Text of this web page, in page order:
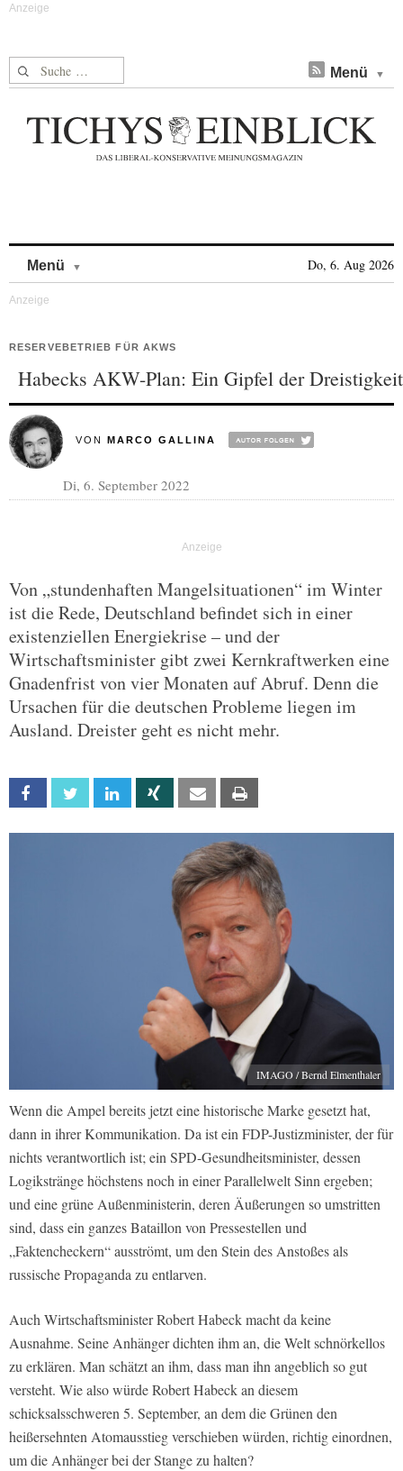
Suche nach: Menü
Menü Do, 6. Aug 2026
RESERVEBETRIEB FÜR AKWS
Habecks AKW-Plan: Ein Gipfel der Dreistigkeit
VON MARCO GALLINA
Di, 6. September 2022
Von „stundenhaften Mangelsituationen“ im Winter
ist die Rede, Deutschland befindet sich in einer
existenziellen Energiekrise – und der
Wirtschaftsminister gibt zwei Kernkraftwerken eine
Gnadenfrist von vier Monaten auf Abruf. Denn die
Ursachen für die deutschen Probleme liegen im
Ausland. Dreister geht es nicht mehr.
Facebook Twitter Linkedin Xing Email
IMAGO / Bernd Elmenthaler
Wenn die Ampel bereits jetzt eine historische Marke gesetzt hat,
dann in ihrer Kommunikation. Da ist ein FDP-Justizminister, der für
nichts verantwortlich ist; ein SPD-Gesundheitsminister, dessen
Logikstränge höchstens noch in einer Parallelwelt Sinn ergeben;
und eine grüne Außenministerin, deren Äußerungen so umstritten
sind, dass ein ganzes Bataillon von Pressestellen und
„Faktencheckern“ ausströmt, um den Stein des Anstoßes als
russische Propaganda zu entlarven.
Auch Wirtschaftsminister Robert Habeck macht da keine
Ausnahme. Seine Anhänger dichten ihm an, die Welt schnörkellos
zu erklären. Man schätzt an ihm, dass man ihn angeblich so gut
versteht. Wie also würde Robert Habeck an diesem
schicksalsschweren 5. September, an dem die Grünen den
heißersehnten Atomausstieg verschieben würden, richtig einordnen,
um die Anhänger bei der Stange zu halten?